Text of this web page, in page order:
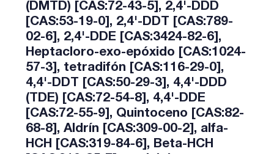
(DMTD) [CAS:72-43-5], 2,4'-DDD
[CAS:53-19-0], 2,4'-DDT [CAS:789-
02-6], 2,4'-DDE [CAS:3424-82-6],
Heptacloro-exo-epóxido [CAS:1024-
57-3], tetradifón [CAS:116-29-0],
4,4'-DDT [CAS:50-29-3], 4,4'-DDD
(TDE) [CAS:72-54-8], 4,4'-DDE
[CAS:72-55-9], Quintoceno [CAS:82-
68-8], Aldrín [CAS:309-00-2], alfa-
HCH [CAS:319-84-6], Beta-HCH